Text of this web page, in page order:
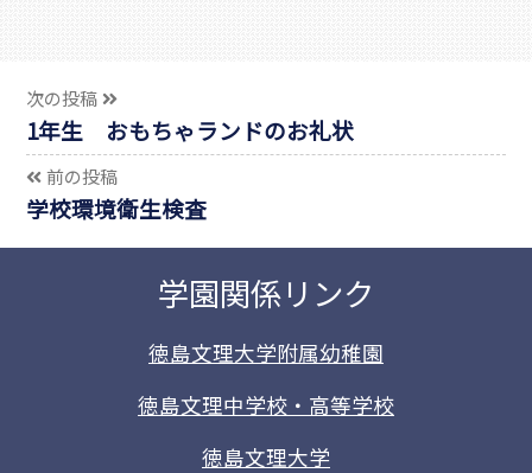
次の投稿
1年生 おもちゃランドのお礼状
前の投稿
学校環境衛生検査
学園関係リンク
徳島文理大学附属幼稚園
徳島文理中学校・高等学校
徳島文理大学